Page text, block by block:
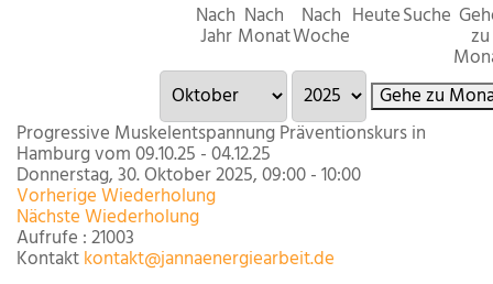
Nach
Jahr
Nach
Monat
Nach
Woche
HeuteSuche
zu
Gehe zu
Progressive Muskelentspannung Präventionskurs in
Hamburg vom 09.10.25 - 04.12.25
Donnerstag, 30. Oktober 2025, 09:00 - 10:00
Vorherige Wiederholung
Nächste Wiederholung
Aufrufe : 21003
Kontaktkontakt@jannaenergiearbeit.de